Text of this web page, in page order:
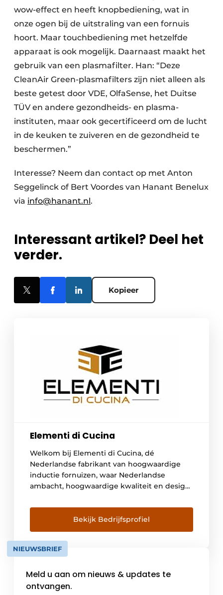
wow-effect en heeft knopbediening, wat in
onze ogen bij de uitstraling van een fornuis
hoort. Maar touchbediening met hetzelfde
apparaat is ook mogelijk. Daarnaast maakt het
gebruik van een plasmafilter. Han: “Deze
CleanAir Green-plasmafilters zijn niet alleen als
beste getest door VDE, OlfaSense, het Duitse
TÜV en andere gezondheids- en plasma-
instituten, maar ook gecertificeerd om de lucht
in de keuken te zuiveren en de gezondheid te
beschermen.”
Interesse? Neem dan contact op met Anton
Seggelinck of Bert Voordes van Hanant Benelux
via info@hanant.nl.
Interessant artikel? Deel het
verder.
Kopieer
Elementi di Cucina
Welkom bij Elementi di Cucina, dé
Nederlandse fabrikant van hoogwaardige
inductie fornuizen, waar Nederlandse
ambacht, hoogwaardige kwaliteit en design
lokale wortels. We staan volledig achter onze
producten en streven naar niets minder dan
100% tevredenheid. Met onze nieuwe lijn
NuovaCucina bieden we fornuizen in meer
dan 60 […]
Bekijk Bedrijfsprofiel
NIEUWSBRIEF
Meld u aan om nieuws & updates te
ontvangen.